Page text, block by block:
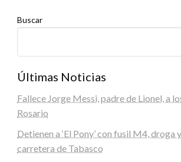
Buscar
Últimas Noticias
Fallece Jorge Messi, padre de Lionel, a
Rosario
Detienen a ‘El Pony’ con fusil M4, droga
carretera de Tabasco